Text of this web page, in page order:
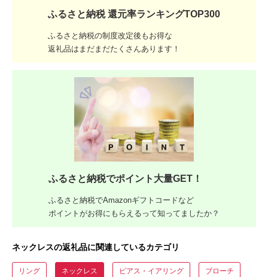
ふるさと納税 還元率ランキングTOP300
ふるさと納税の制度改定後もお得な
返礼品はまだまだたくさんあります！
ふるさと納税でポイント大量GET！
ふるさと納税でAmazonギフトコードなど
ポイントがお得にもらえるって知ってましたか？
ネックレスの返礼品に関連しているカテゴリ
リング ネックレス ピアス・イアリング ブローチ